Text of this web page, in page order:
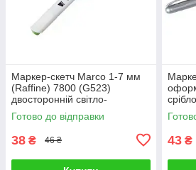
Маркер-скетч Marco 1-7 мм
(Raffine) 7800 (G523)
двосторонній світло-
оливковий 622816 G-Rich
Готово до відправки
38 ₴ 46 ₴ 43 ₴